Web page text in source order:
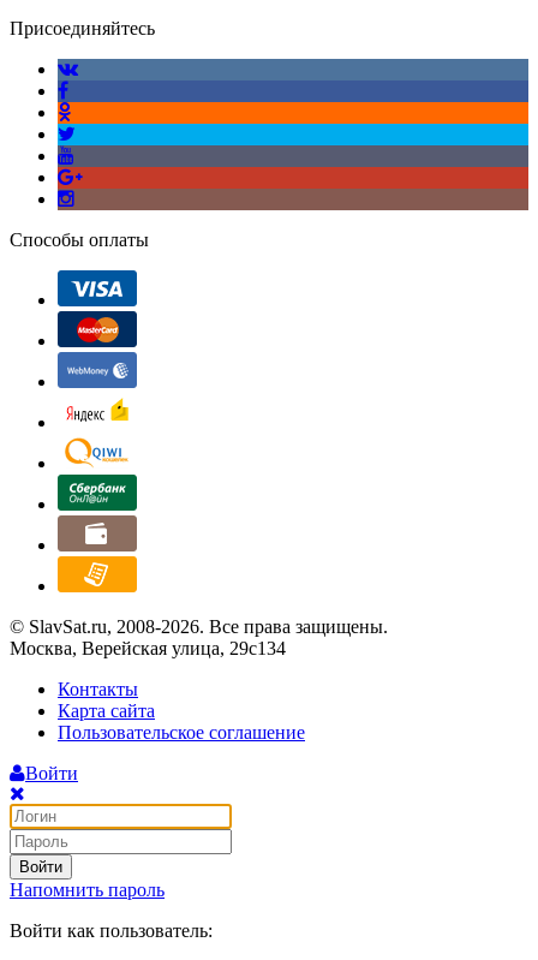
Присоединяйтесь
Способы оплаты
© SlavSat.ru, 2008-2026. Все права защищены.
Москва, Верейская улица, 29с134
Контакты
Карта сайта
Пользовательское соглашение
Войти
Войти
Напомнить пароль
Войти как пользователь: